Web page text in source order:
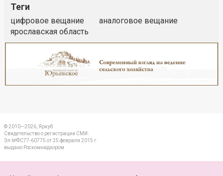
Теги
цифровое вещание
аналоговое вещание
ярославская область
© 2010—2026, Яркуб
Свидетельство о регистрации СМИ:
Эл №ФС77-60775 от 25 февраля 2015 г.
выдано Роскомнадзором